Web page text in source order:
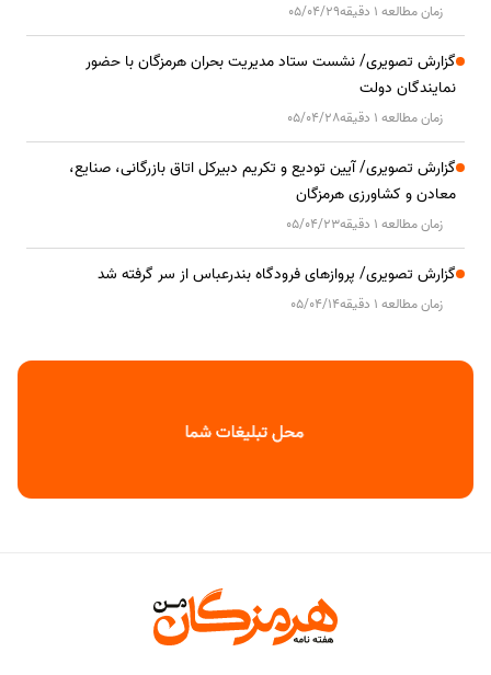
زمان مطالعه 1 دقیقه 05/04/29
گزارش تصویری/ نشست ستاد مدیریت بحران هرمزگان با حضور
نمایندگان دولت
زمان مطالعه 1 دقیقه 05/04/28
گزارش تصویری/ آیین تودیع و تکریم دبیرکل اتاق بازرگانی، صنایع،
معادن و کشاورزی هرمزگان
زمان مطالعه 1 دقیقه 05/04/23
گزارش تصویری/ پروازهای فرودگاه بندرعباس از سر گرفته شد
زمان مطالعه 1 دقیقه 05/04/14